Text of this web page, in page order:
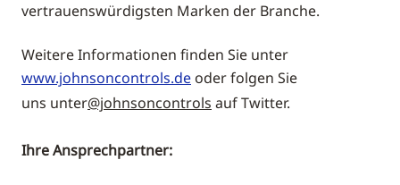
vertrauenswürdigsten Marken der Branche.
Weitere Informationen finden Sie unter
www.johnsoncontrols.de oder folgen Sie
uns unter@johnsoncontrols auf Twitter.
Ihre Ansprechpartner: